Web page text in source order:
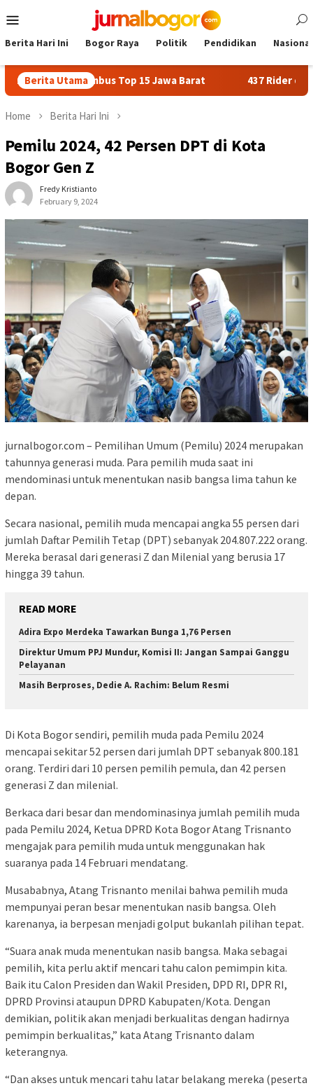
to
Menu
Berita Hari Ini Bogor Raya Politik Pendidikan Nasional
Berita Utama
Tembus Top 15 Jawa Barat 437 Rider dari 18
Home Berita Hari Ini
Pemilu 2024, 42 Persen DPT di Kota
Bogor Gen Z
Fredy Kristianto
February 9, 2024
jurnalbogor.com – Pemilihan Umum (Pemilu) 2024 merupakan
tahunnya generasi muda. Para pemilih muda saat ini
mendominasi untuk menentukan nasib bangsa lima tahun ke
depan.
Secara nasional, pemilih muda mencapai angka 55 persen dari
jumlah Daftar Pemilih Tetap (DPT) sebanyak 204.807.222 orang.
Mereka berasal dari generasi Z dan Milenial yang berusia 17
hingga 39 tahun.
READ MORE
Adira Expo Merdeka Tawarkan Bunga 1,76 Persen
Direktur Umum PPJ Mundur, Komisi II: Jangan Sampai Ganggu
Pelayanan
Masih Berproses, Dedie A. Rachim: Belum Resmi
Di Kota Bogor sendiri, pemilih muda pada Pemilu 2024
mencapai sekitar 52 persen dari jumlah DPT sebanyak 800.181
orang. Terdiri dari 10 persen pemilih pemula, dan 42 persen
generasi Z dan milenial.
Berkaca dari besar dan mendominasinya jumlah pemilih muda
pada Pemilu 2024, Ketua DPRD Kota Bogor Atang Trisnanto
mengajak para pemilih muda untuk menggunakan hak
suaranya pada 14 Februari mendatang.
Musababnya, Atang Trisnanto menilai bahwa pemilih muda
mempunyai peran besar menentukan nasib bangsa. Oleh
karenanya, ia berpesan menjadi golput bukanlah pilihan tepat.
“Suara anak muda menentukan nasib bangsa. Maka sebagai
pemilih, kita perlu aktif mencari tahu calon pemimpin kita.
Baik itu Calon Presiden dan Wakil Presiden, DPD RI, DPR RI,
DPRD Provinsi ataupun DPRD Kabupaten/Kota. Dengan
demikian, politik akan menjadi berkualitas dengan hadirnya
pemimpin berkualitas,” kata Atang Trisnanto dalam
keterangnya.
“Dan akses untuk mencari tahu latar belakang mereka (peserta